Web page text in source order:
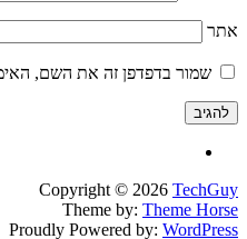
בדפדפן זה את השם, האימייל
Copyright © 2026
Theme by:Theme
Proudly Powered by: